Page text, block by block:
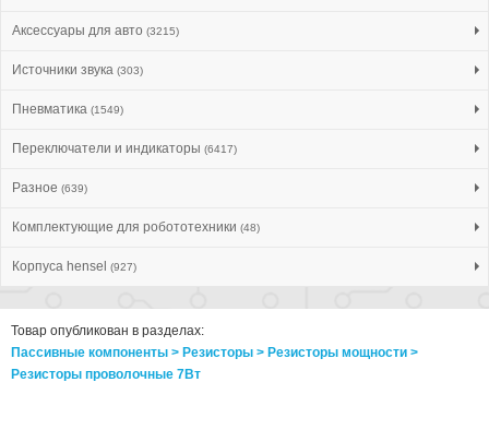
Аксессуары для авто (3215)
Источники звука (303)
Пневматика (1549)
Переключатели и индикаторы (6417)
Разное (639)
Комплектующие для робототехники (48)
Корпуса hensel (927)
Товар опубликован в разделах:
Пассивные компоненты > Резисторы > Резисторы мощности >
Резисторы проволочные 7Вт